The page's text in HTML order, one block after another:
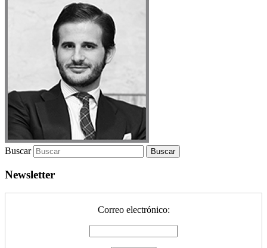
Buscar
Newsletter
Correo electrónico: